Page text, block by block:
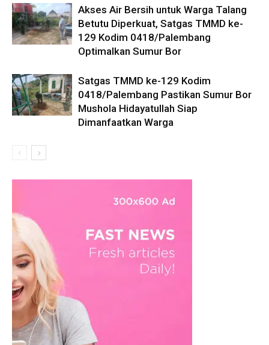
Akses Air Bersih untuk Warga Talang
Betutu Diperkuat, Satgas TMMD ke-
129 Kodim 0418/Palembang
Optimalkan Sumur Bor
Satgas TMMD ke-129 Kodim
0418/Palembang Pastikan Sumur Bor
Mushola Hidayatullah Siap
Dimanfaatkan Warga